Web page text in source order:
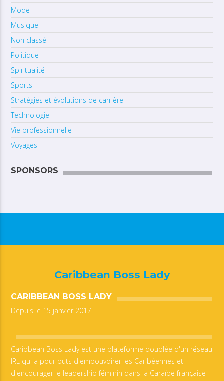
Mode
Musique
Non classé
Politique
Spiritualité
Sports
Stratégies et évolutions de carrière
Technologie
Vie professionnelle
Voyages
SPONSORS
Caribbean Boss Lady
CARIBBEAN BOSS LADY
Depuis le 15 janvier 2017.
Caribbean Boss Lady est une plateforme doublée d'un réseau
IRL qui a pour buts d'empouvoirer les Caribéennes et
d'encourager le leadership féminin dans la Caraïbe française